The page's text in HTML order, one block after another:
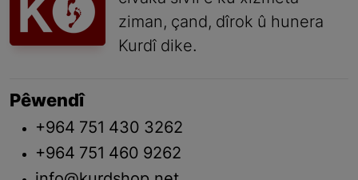
ziman, çand, dîrok û hunera
Kurdî dike.
Pêwendî
+964 751 430 3262
+964 751 460 9262